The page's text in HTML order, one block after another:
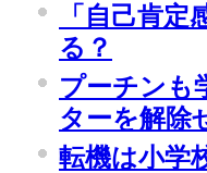
「自己肯
る？
プーチンも
ターを解除
転機は小学